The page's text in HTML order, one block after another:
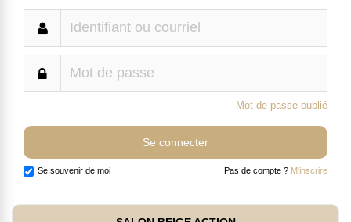
Mot de passe oublié
Se souvenir de moi Pas de compte ? M'inscrire